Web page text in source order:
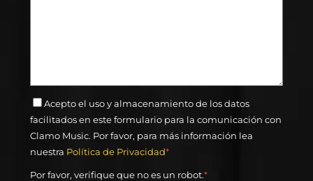
Acepto el uso y almacenamiento de los datos
facilitados en este formulario para la comunicación con
Clamo Music. Por favor, para más información lea
nuestra Política de Privacidad*
Por favor, verifique que no es un robot.*